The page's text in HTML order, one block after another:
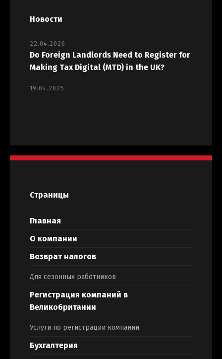
Новости
22.04.2026
Do Foreign Landlords Need to Register for
Making Tax Digital (MTD) in the UK?
19.04.2025
Страницы
Главная
О компании
Возврат налогов
Для сезонных работников
Регистрация компаний в
Великобритании
Услуги по регистрации компании
Бухгалтерия